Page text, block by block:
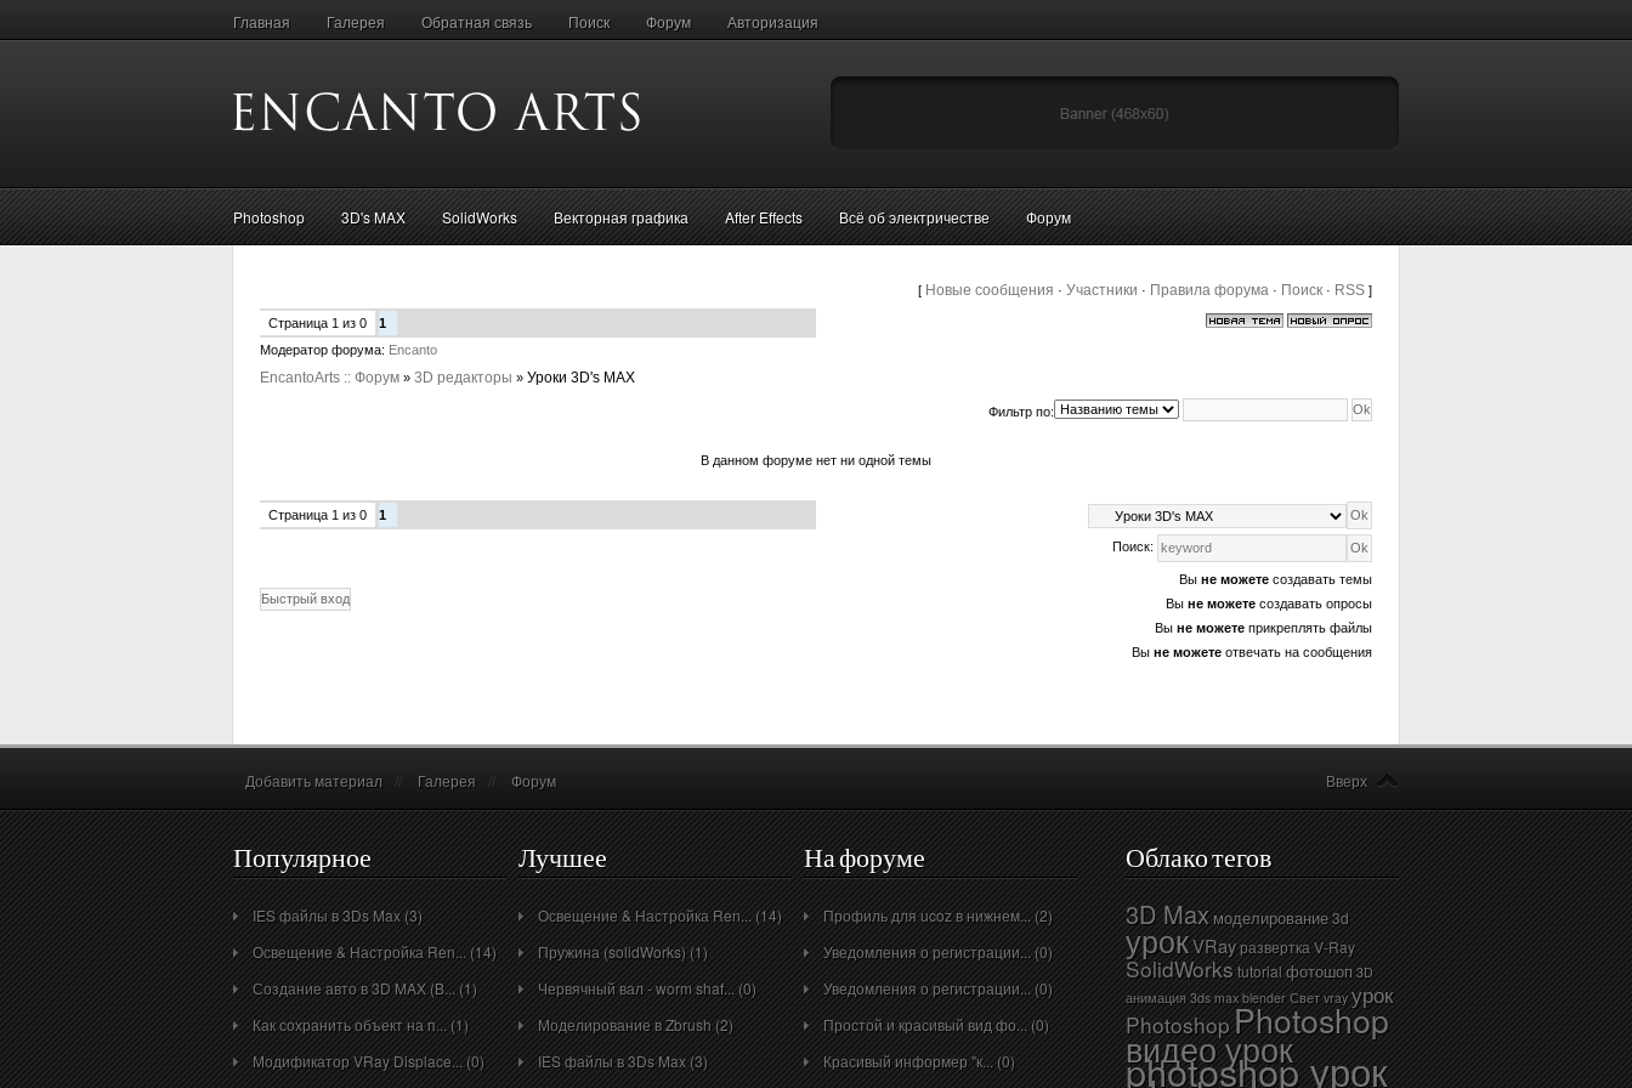
Главная Галерея Обратная связь Поиск Форум Авторизация
Photoshop 3D's MAX SolidWorks Векторная графика After Effects Всё об электричестве Форум
[ Новые сообщения · Участники · Правила форума · Поиск · RSS ]
Страница 1 из 0
1
Модератор форума: Encanto
EncantoArts :: Форум » 3D редакторы » Уроки 3D's MAX
Фильтр по:
В данном форуме нет ни одной темы
Страница 1 из 0 1
Поиск:
Вы не можете создавать темы
Вы не можете создавать опросы
Вы не можете прикреплять файлы
Вы не можете отвечать на сообщения
Добавить материал Галерея Форум Вверх
Популярное
IES файлы в 3Ds Max (3)
Освещение & Настройка Ren... (14)
Создание авто в 3D MAX (B... (1)
Как сохранить объект на п... (1)
Модификатор VRay Displace... (0)
Лучшее
Освещение & Настройка Ren... (14)
Пружина (solidWorks) (1)
Червячный вал - worm shaf... (0)
Моделирование в Zbrush (2)
IES файлы в 3Ds Max (3)
На форуме
Профиль для ucoz в нижнем... (2)
Уведомления о регистрации... (0)
Уведомления о регистрации... (0)
Простой и красивый вид фо... (0)
Красивый информер "к... (0)
Облако тегов
3D Maxмоделирование3d
урокVRayразверткаV-Ray
SolidWorkstutorialфотошоп 3D
анимация 3ds max blender Свет vray урок
PhotoshopPhotoshop
видео урок
photoshop урок